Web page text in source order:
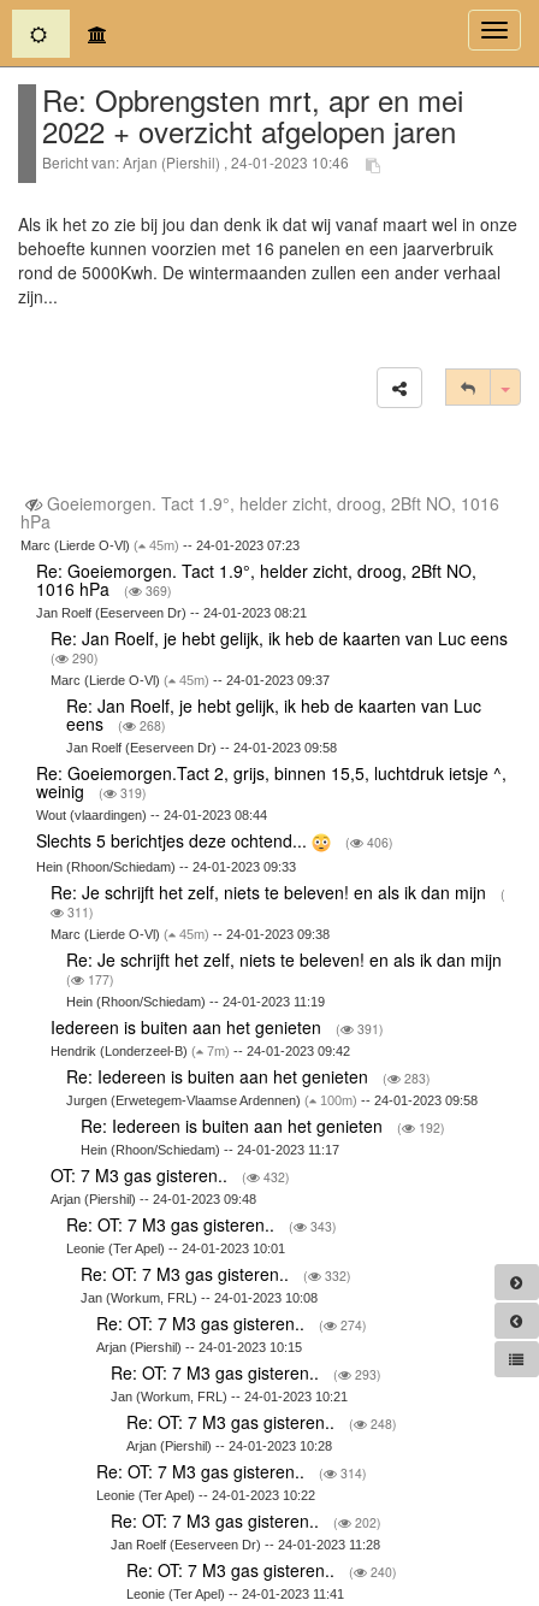
(current)
Re: Opbrengsten mrt, apr en mei
2022 + overzicht afgelopen jaren
Bericht van: Arjan (Piershil) , 24-01-2023 10:46
Als ik het zo zie bij jou dan denk ik dat wij vanaf maart wel in onze
behoefte kunnen voorzien met 16 panelen en een jaarverbruik
rond de 5000Kwh. De wintermaanden zullen een ander verhaal
zijn...
Goeiemorgen. Tact 1.9°, helder zicht, droog, 2Bft NO, 1016
hPa
Marc (Lierde O-Vl) ( 45m) -- 24-01-2023 07:23
Re: Goeiemorgen. Tact 1.9°, helder zicht, droog, 2Bft NO,
1016 hPa ( 369)
Jan Roelf (Eeserveen Dr) -- 24-01-2023 08:21
Re: Jan Roelf, je hebt gelijk, ik heb de kaarten van Luc eens
( 290)
Marc (Lierde O-Vl)( 45m) -- 24-01-2023 09:37
Re: Jan Roelf, je hebt gelijk, ik heb de kaarten van Luc
eens ( 268)
Jan Roelf (Eeserveen Dr) -- 24-01-2023 09:58
Re: Goeiemorgen.Tact 2, grijs, binnen 15,5, luchtdruk ietsje ^,
weinig ( 319)
Wout (vlaardingen) -- 24-01-2023 08:44
Slechts 5 berichtjes deze ochtend... ( 406)
Hein (Rhoon/Schiedam) -- 24-01-2023 09:33
Re: Je schrijft het zelf, niets te beleven! en als ik dan mijn
(
311)
Marc (Lierde O-Vl)( 45m) -- 24-01-2023 09:38
Re: Je schrijft het zelf, niets te beleven! en als ik dan mijn
( 177)
Hein (Rhoon/Schiedam) -- 24-01-2023 11:19
Iedereen is buiten aan het genieten ( 391)
Hendrik (Londerzeel-B)( 7m) -- 24-01-2023 09:42
Re: Iedereen is buiten aan het genieten ( 283)
Jurgen (Erwetegem-Vlaamse Ardennen) ( 100m) -- 24-01-2023 09:58
Re: Iedereen is buiten aan het genieten ( 192)
Hein (Rhoon/Schiedam) -- 24-01-2023 11:17
OT: 7 M3 gas gisteren.. ( 432)
Arjan (Piershil) -- 24-01-2023 09:48
Re: OT: 7 M3 gas gisteren.. ( 343)
Leonie (Ter Apel) -- 24-01-2023 10:01
Re: OT: 7 M3 gas gisteren.. ( 332)
Jan (Workum, FRL) -- 24-01-2023 10:08
Re: OT: 7 M3 gas gisteren.. ( 274)
Arjan (Piershil) -- 24-01-2023 10:15
Re: OT: 7 M3 gas gisteren.. ( 293)
Jan (Workum, FRL) -- 24-01-2023 10:21
Re: OT: 7 M3 gas gisteren.. ( 248)
Arjan (Piershil) -- 24-01-2023 10:28
Re: OT: 7 M3 gas gisteren.. ( 314)
Leonie (Ter Apel) -- 24-01-2023 10:22
Re: OT: 7 M3 gas gisteren.. ( 202)
Jan Roelf (Eeserveen Dr) -- 24-01-2023 11:28
Re: OT: 7 M3 gas gisteren.. ( 240)
Leonie (Ter Apel) -- 24-01-2023 11:41